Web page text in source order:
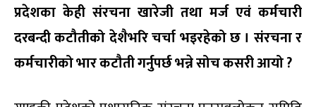
प्रदेशका केही संरचना खारेजी तथा मर्ज एवं कर्मचारी
दरबन्दीकटौतीकोदेशैभरिचर्चाभइरहेकोछ । संरचनार
कर्मचारीकोभारकटौतीगर्नुपर्छभन्नेसोचकसरीआयो?